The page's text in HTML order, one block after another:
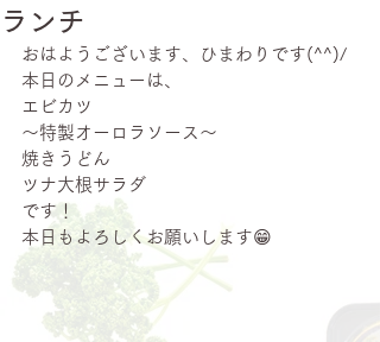
ランチ
おはようございます、ひまわりです(^^)/
本日のメニューは、
エビカツ
～特製オーロラソース～
焼きうどん
ツナ大根サラダ
です！
本日もよろしくお願いします😁